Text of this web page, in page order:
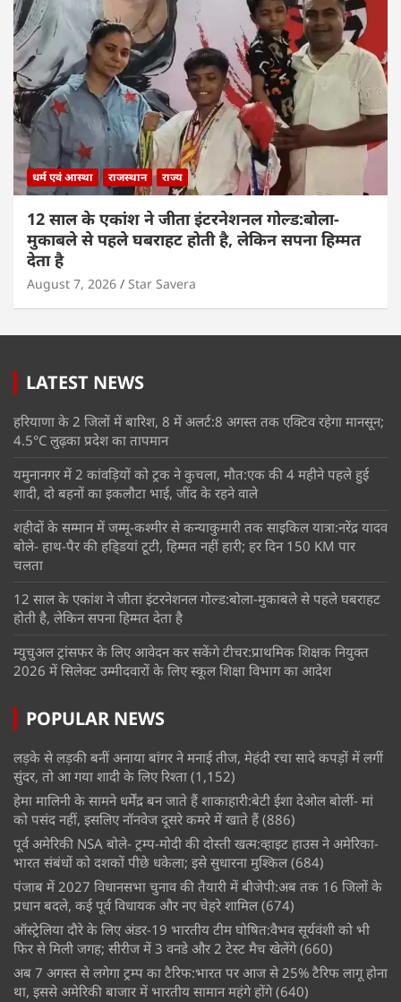
धर्म एवं आस्था राजस्थान राज्य
12 साल के एकांश ने जीता इंटरनेशनल गोल्ड:बोला-
मुकाबले से पहले घबराहट होती है, लेकिन सपना हिम्मत
देता है
August 7, 2026 Star Savera
LATEST NEWS
हरियाणा के 2 जिलों में बारिश, 8 में अलर्ट:8 अगस्त तक एक्टिव रहेगा मानसून;
4.5°C लुढ़का प्रदेश का तापमान
यमुनानगर में 2 कांवड़ियों को ट्रक ने कुचला, मौत:एक की 4 महीने पहले हुई
शादी, दो बहनों का इकलौटा भाई, जींद के रहने वाले
शहीदों के सम्मान में जम्मू-कश्मीर से कन्याकुमारी तक साइकिल यात्रा:नरेंद्र यादव
बोले- हाथ-पैर की हडि्डयां टूटी, हिम्मत नहीं हारी; हर दिन 150 KM पार
चलता
12 साल के एकांश ने जीता इंटरनेशनल गोल्ड:बोला-मुकाबले से पहले घबराहट
होती है, लेकिन सपना हिम्मत देता है
म्युचुअल ट्रांसफर के लिए आवेदन कर सकेंगे टीचर:प्राथमिक शिक्षक नियुक्त
2026 में सिलेक्ट उम्मीदवारों के लिए स्कूल शिक्षा विभाग का आदेश
POPULAR NEWS
लड़के से लड़की बनीं अनाया बांगर ने मनाई तीज, मेहंदी रचा सादे कपड़ों में लगीं
सुंदर, तो आ गया शादी के लिए रिश्ता (1,152)
हेमा मालिनी के सामने धर्मेंद्र बन जाते हैं शाकाहारी:बेटी ईशा देओल बोलीं- मां
को पसंद नहीं, इसलिए नॉनवेज दूसरे कमरे में खाते हैं (886)
पूर्व अमेरिकी NSA बोले- ट्रम्प-मोदी की दोस्ती खत्म:व्हाइट हाउस ने अमेरिका-
भारत संबंधों को दशकों पीछे धकेला; इसे सुधारना मुश्किल (684)
पंजाब में 2027 विधानसभा चुनाव की तैयारी में बीजेपी:अब तक 16 जिलों के
प्रधान बदले, कई पूर्व विधायक और नए चेहरे शामिल (674)
ऑस्ट्रेलिया दौरे के लिए अंडर-19 भारतीय टीम घोषित:वैभव सूर्यवंशी को भी
फिर से मिली जगह; सीरीज में 3 वनडे और 2 टेस्ट मैच खेलेंगे (660)
अब 7 अगस्त से लगेगा ट्रम्प का टैरिफ:भारत पर आज से 25% टैरिफ लागू होना
था, इससे अमेरिकी बाजार में भारतीय सामान महंगे होंगे (640)